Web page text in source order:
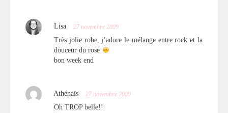
Lisa 27 novembre 2009
Très jolie robe, j’adore le mélange entre rock et la
douceur du rose
bon week end
Athénaïs 27 novembre 2009
Oh TROP belle!!